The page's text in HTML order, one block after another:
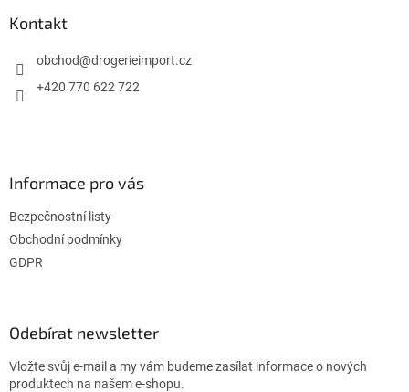
Kontakt
obchod@drogerieimport.cz
+420 770 622 722
Informace pro vás
Bezpečnostní listy
Obchodní podmínky
GDPR
Odebírat newsletter
Vložte svůj e-mail a my vám budeme zasílat informace o nových
produktech na našem e-shopu.